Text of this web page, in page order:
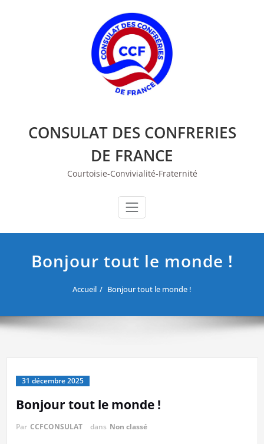
CONSULAT DES CONFRERIES
DE FRANCE
Courtoisie-Convivialité-Fraternité
Bonjour tout le monde !
Accueil Bonjour tout le monde !
31 décembre 2025
Bonjour tout le monde !
Par CCFCONSULAT dans Non classé